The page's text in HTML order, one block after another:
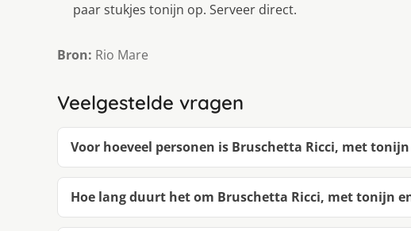
paar stukjes tonijn op. Serveer direct.
Bron: Rio Mare
Veelgestelde vragen
Voor hoeveel personen is Bruschetta Ricci, met tonijn
Hoe lang duurt het om Bruschetta Ricci, met tonijn